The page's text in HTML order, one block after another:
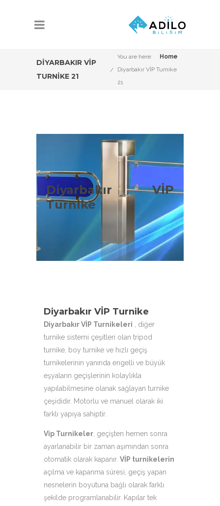
DIYARBAKIR VİP
TURNIKE 21
You are here:
Home
Diyarbakır VİP Turnike
21
Diyarbakır VİP
Turnike
Diyarbakır VİP
Turnike Çeşitleri
Diyarbakır VİP Sistemleri konusunda
Adilo Bilişim olarak aşağıdaki ürün
çeşitleri ile hizmetinizdeyiz.
Diyarbakır VİP Turnike
Diyarbakır VİP Turnikeleri , diğer
turnike sistemi çeşitleri olan tripod
turnike, boy turnike ve hızlı geçiş
turnikelerinin yanında engelli ve büyük
eşyaların geçişlerinin kolaylıkla
yapılabilmesine olanak sağlayan turnike
çeşididir. Motorlu ve manuel olarak iki
farklı yapıya sahiptir.
Vip Turnikeler , geçişten hemen sonra
ayarlanabilir bir zaman aşımından sonra
otomatik olarak kapanır. VİP turnikelerin
açılma ve kapanma süresi, geçiş yapan
nesnelerin boyutuna bağlı olarak farklı
şekilde programlanabilir. Kapılar tek